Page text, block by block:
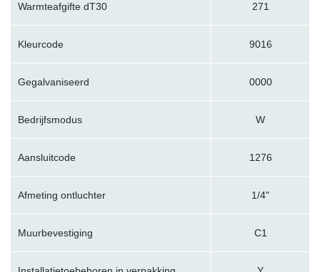
Warmteafgifte dT30 271
Kleurcode 9016
Gegalvaniseerd 0000
Bedrijfsmodus W
Aansluitcode 1276
Afmeting ontluchter 1/4"
Muurbevestiging C1